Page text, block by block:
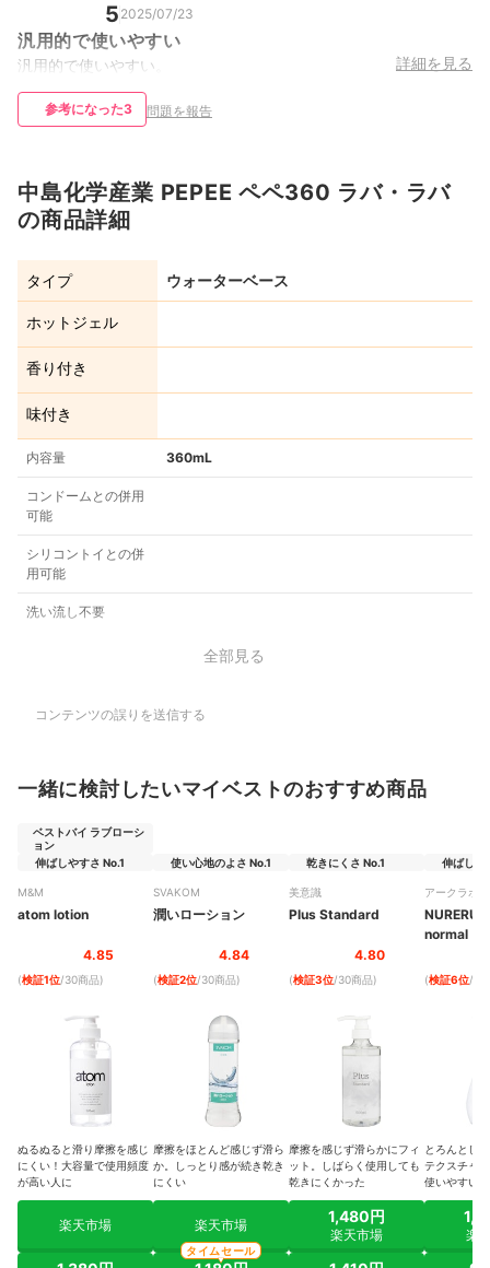
5 2025/07/23
汎用的で使いやすい
汎用的で使いやすい。 詳細を見る
参考になった3 問題を報告
中島化学産業 PEPEE ペペ360 ラバ・ラバ
の商品詳細
タイプ ウォーターベース
ホットジェル
香り付き
味付き
内容量 360mL
コンドームとの併用
可能
シリコントイとの併
用可能
洗い流し不要
全部見る
コンテンツの誤りを送信する
一緒に検討したいマイベストのおすすめ商品
ベストバイ ラブローシ
ョン
伸ばしやすさ No.1
M&M
atom lotion
4.85
(検証1位/30商品)
ぬるぬると滑り摩擦を感じ
にくい！大容量で使用頻度
が高い人に
楽天市場
使い心地のよさ No.1
SVAKOM
潤いローション
4.84
(検証2位/30商品)
摩擦をほとんど感じず滑ら
か。しっとり感が続き乾き
にくい
楽天市場
タイムセール
乾きにくさ No.1
美意識
Plus Standard
4.80
(検証3位/30商品)
摩擦を感じず滑らかにフィ
ット。しばらく使用しても
乾きにくかった
1,480円
楽天市場
伸ばしや
アークラボ
NURERU
normal
(検証6位/30
とろんとし
テクスチャ
使いやすい
楽